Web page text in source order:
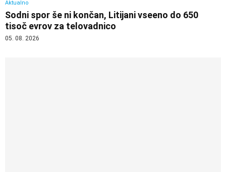
Aktualno
Sodni spor še ni končan, Litijani vseeno do 650
tisoč evrov za telovadnico
05. 08. 2026